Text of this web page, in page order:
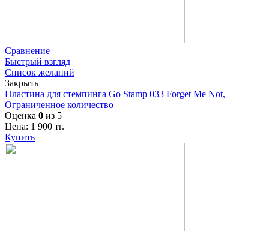
Сравнение
Быстрый взгляд
Список желаний
Закрыть
Пластина для стемпинга Go Stamp 033 Forget Me Not,
Ограниченное количество
Оценка 0 из 5
Цена: 1 900 тг.
Купить